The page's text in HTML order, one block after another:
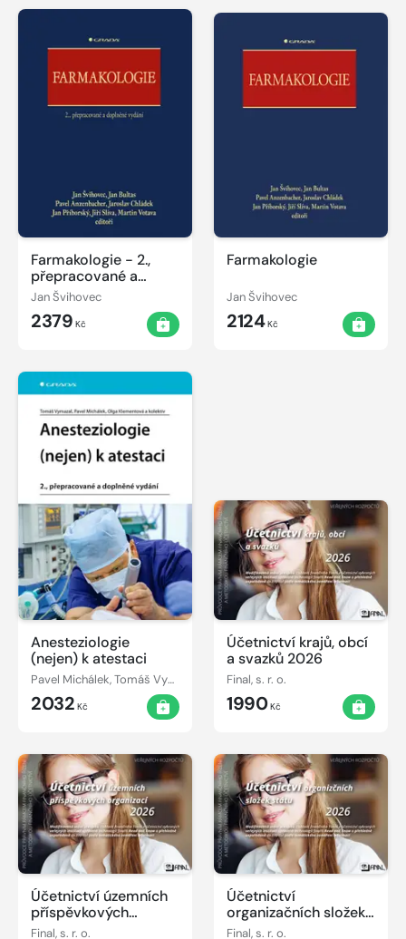
Farmakologie - 2.,
přepracované a
doplněné vydání
Jan Švihovec
2379 Kč
Farmakologie
Jan Švihovec
2124Kč
Anesteziologie
(nejen) k atestaci
Pavel Michálek, Tomáš Vymazal, Olga Klementová
2032 Kč
Účetnictví krajů, obcí
a svazků 2026
Final, s. r. o.
1990Kč
Účetnictví územních
příspěvkových
organizací 2026
Final, s. r. o.
Účetnictví
organizačních složek
státu 2026
Final, s. r. o.